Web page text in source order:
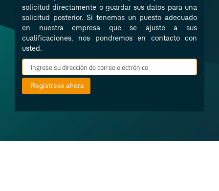
solicitud directamente o guardar sus datos para una
solicitud posterior. Si tenemos un puesto adecuado
en nuestra empresa que se ajuste a sus
cualificaciones, nos pondremos en contacto con
usted.